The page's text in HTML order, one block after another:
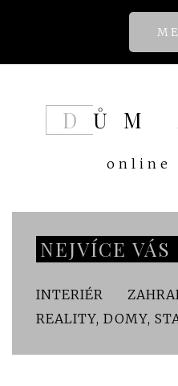
content
online
NEJVÍCE
INTERIÉR
REALITY, DOMY,